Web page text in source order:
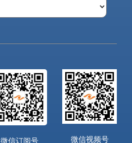
微信订阅号 微信视频号